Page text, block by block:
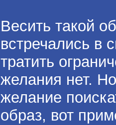
Весить такой
встречались в
тратить
желания нет.
желание
образ, вот